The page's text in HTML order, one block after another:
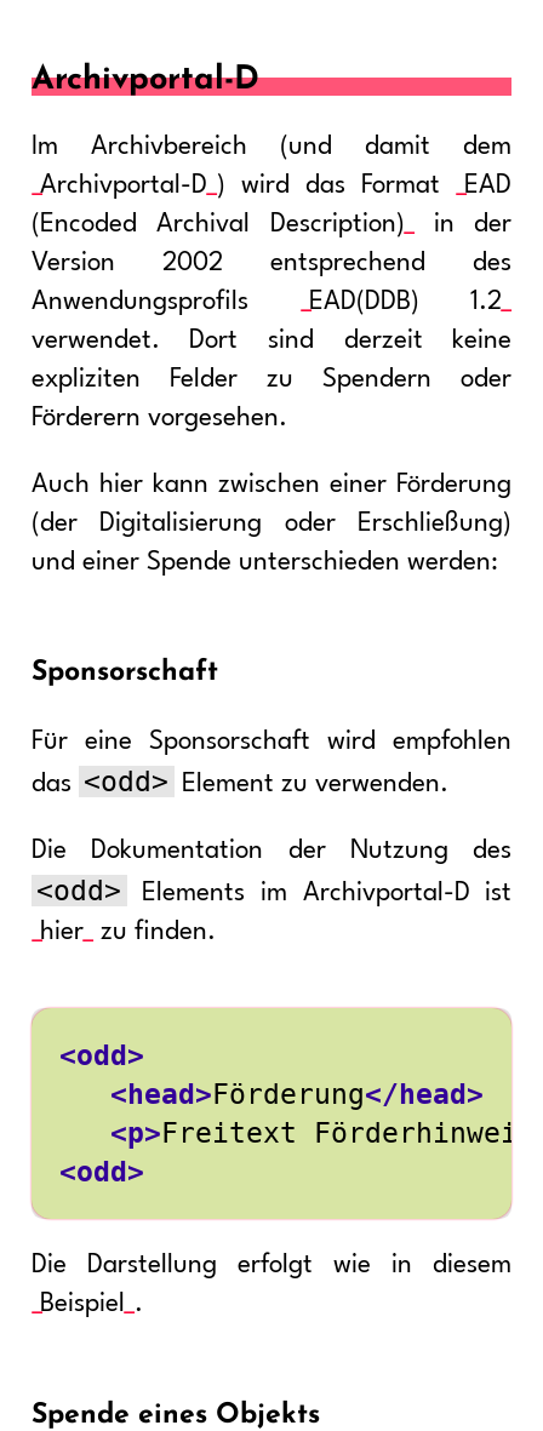
Archivportal-D
Im Archivbereich (und damit dem
Archivportal-D ) wird das Format
EAD
(Encoded Archival Description)
in der
Version 2002 entsprechend des
Anwendungsprofils
EAD(DDB) 1.2
verwendet. Dort sind derzeit keine
expliziten Felder zu Spendern oder
Förderern vorgesehen.
Auch hier kann zwischen einer Förderung
(der Digitalisierung oder Erschließung)
und einer Spende unterschieden werden:
Sponsorschaft
Für eine Sponsorschaft wird empfohlen
das <odd> Element zu verwenden.
Die Dokumentation der Nutzung des
<odd>
Elements im Archivportal-D ist
hier
zu finden.
<odd>
<head>Förderung</head>
<p>Freitext Förderhinweis
<odd>
Die Darstellung erfolgt wie in diesem
Beispiel
.
Spende eines Objekts